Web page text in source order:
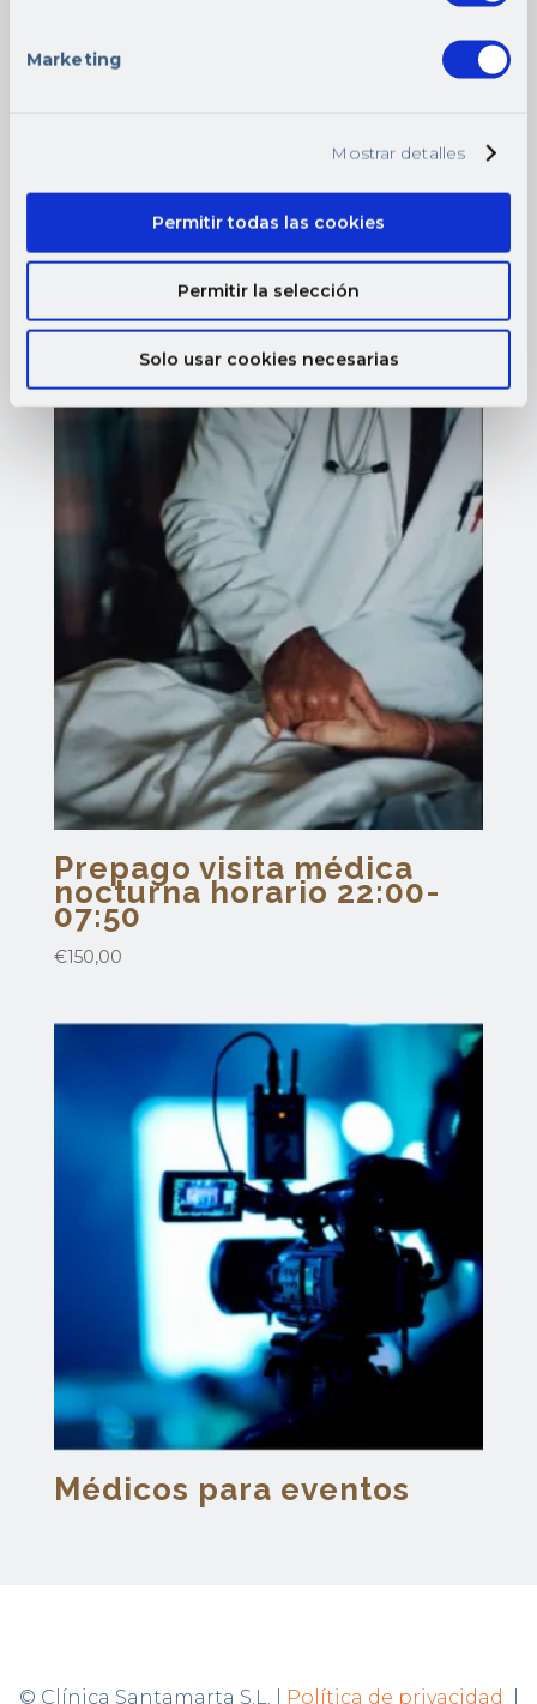
Marketing
Mostrar detalles
Permitir todas las cookies
Permitir la selección
Solo usar cookies necesarias
Médicos de urgencia a
domicilio
Prepago visita médica
nocturna horario 22:00-
07:50
€150,00
Médicos para eventos
© Clínica Santamarta S.L. | Política de privacidad